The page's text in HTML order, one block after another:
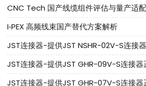
CNC Tech 国产线缆组件评估与量产适
I‑PEX 高频线束国产替代方案解析
JST连接器-提供JST NSHR-02V-S连接
JST连接器-提供JST GHR-09V-S连接器
JST连接器-提供JST GHR-07V-S连接器